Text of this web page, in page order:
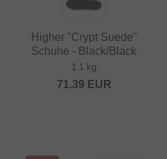
Higher "Crypt Suede"
Schuhe - Black/Black
1.1 kg
71.39 EUR